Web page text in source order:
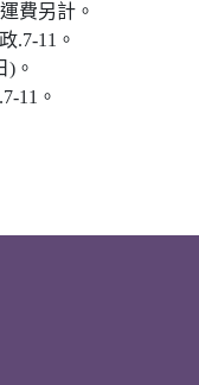
費另計。
.7-11。
)。
11。